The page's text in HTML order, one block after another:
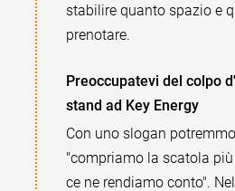
stabilire quanto spazio e
prenotare.
Preoccupatevi del colpo
stand ad Key Energy
Con uno slogan
"compriamo la scatola
ce ne rendiamo conto".